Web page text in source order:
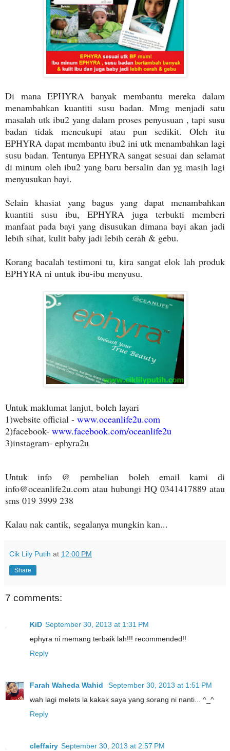
Di mana EPHYRA banyak membantu mereka dalam
menambahkan kuantiti susu badan. Mmg menjadi satu
masalah utk ibu2 yang dalam proses penyusuan , tapi susu
badan tidak mencukupi atau pun sedikit. Oleh itu
EPHYRA dapat membantu ibu2 ini utk menambahkan lagi
susu badan. Tentunya EPHYRA sangat sesuai dan selamat
di minum oleh ibu2 yang baru bersalin dan yg masih lagi
menyusukan bayi.
Selain khasiat yang bagus yang dapat menambahkan
kuantiti susu ibu, EPHYRA juga terbukti memberi
manfaat pada bayi yang disusukan dimana bayi akan jadi
lebih sihat, kulit baby jadi lebih cerah & gebu.
Korang bacalah testimoni tu, kira sangat elok lah produk
EPHYRA ni untuk ibu-ibu menyusu.
Untuk maklumat lanjut, boleh layari
1)website official - www.oceanlife2u.com
2)facebook- www.facebook.com/oceanlife2u
3)instagram- ephyra2u
Untuk info @ pembelian boleh email kami di
info@oceanlife2u.com atau hubungi HQ 0341417889 atau
sms 019 3999 238
Kalau nak cantik, segalanya mungkin kan...
Cik Lily Putih at 12:00 PM
Share
7 comments:
KiD September 30, 2013 at 1:31 PM
ephyra ni memang terbaik lah!!! recommended!!
Reply
Farah Waheda Wahid
September 30, 2013 at 1:51 PM
wah lagi melets la kakak saya yang sorang ni nanti... ^_^
Reply
cleffairy September 30, 2013 at 2:57 PM